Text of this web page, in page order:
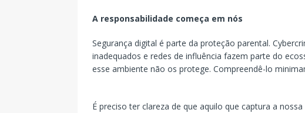
A responsabilidade começa em nós
Segurança digital é parte da proteção parental.
inadequados e redes de influência fazem parte do
esse ambiente não os protege. Compreendê-lo
É preciso ter clareza de que aquilo que captura a